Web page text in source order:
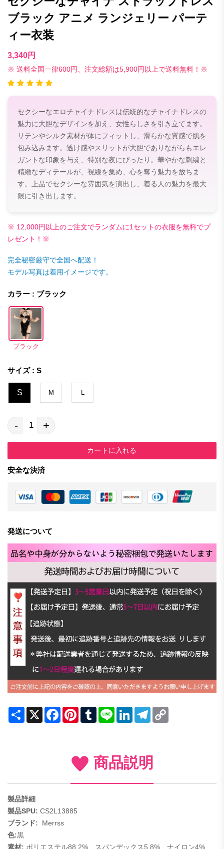
ブラック アニメ ランジェリー パーテ
ィー衣装
3,340円
※ 送料全国一律600円、注文総額は5,900円以上で送料無料！※
セクシーなエロチャイナドレスは伝統的なチャイナドレスの
魅力に大胆なデザインを加え、女性らしさを引き立てます。
サテンやシルク素材が体にフィットし、滑らかな質感で肌を
包み込みます。透け感やスリットが大胆でありながらもエレ
ガントな印象を与え、特別な夜にぴったり。華やかな刺繍と
精緻なディテールが、視線を集め、心を奪う魅力を放ちま
す。上品でセクシーな雰囲気を演出し、着る人の魅力を最大
限に引き出します。
※ 12,000円以上のご注文でランダムに1セットの衣服を無料でプ
レゼント！※
完全秘密厳守で全国へ配送！
モデル写真は着用イメージです。
カラー : ブラック
ブラック
サイズ : S
S M
- +
カートに入れる
安全な決済
発送について
Share X FacebookPinterestTumblrLine LinkedInTelegram
商品説明
製品詳細
製品SPU: CS2L13885
ブランド:
Merrss
色:黒
素材: ポリエステル88.2%、スパンデックス5.8%、ナイロン4%、